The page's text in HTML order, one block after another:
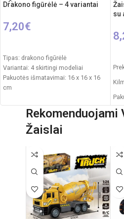
Drakono figūrėlė – 4 variantai
7,20€
Tipas: drakono figūrėlė
Variantai: 4 skirtingi modeliai
Pakuotės išmatavimai: 16 x 16 x 16
cm
su
cm
Rekomenduojami
Žaislai